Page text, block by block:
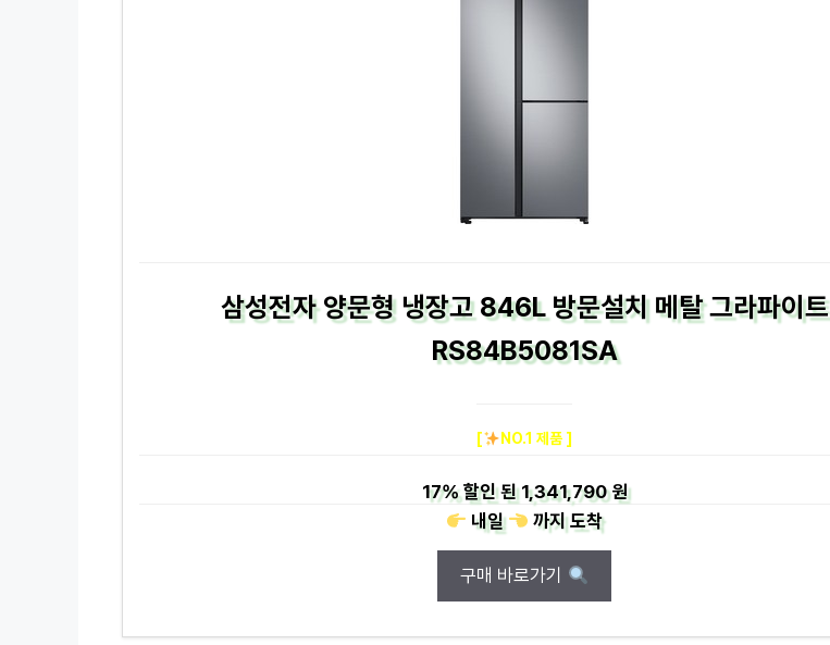
삼성전자 양문형 냉장고 846L 방문설치 메탈 그라파이트
RS84B5081SA
[ NO.1 제품 ]
17%할인 된1,341,790 원
내일
까지도착
구매 바로가기